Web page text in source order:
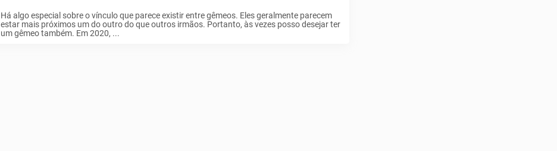
Há algo especial sobre o vínculo que parece existir entre gêmeos. Eles geralmente parecem
estar mais próximos um do outro do que outros irmãos. Portanto, às vezes posso desejar ter
um gêmeo também. Em 2020, ...